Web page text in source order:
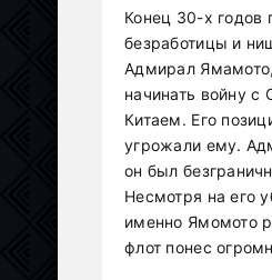
Конец 30-х годов
безработицы и
Адмирал
начинать войну
Китаем. Его
угрожали ему.
он был
Несмотря на его
именно Ямомото
флот понес